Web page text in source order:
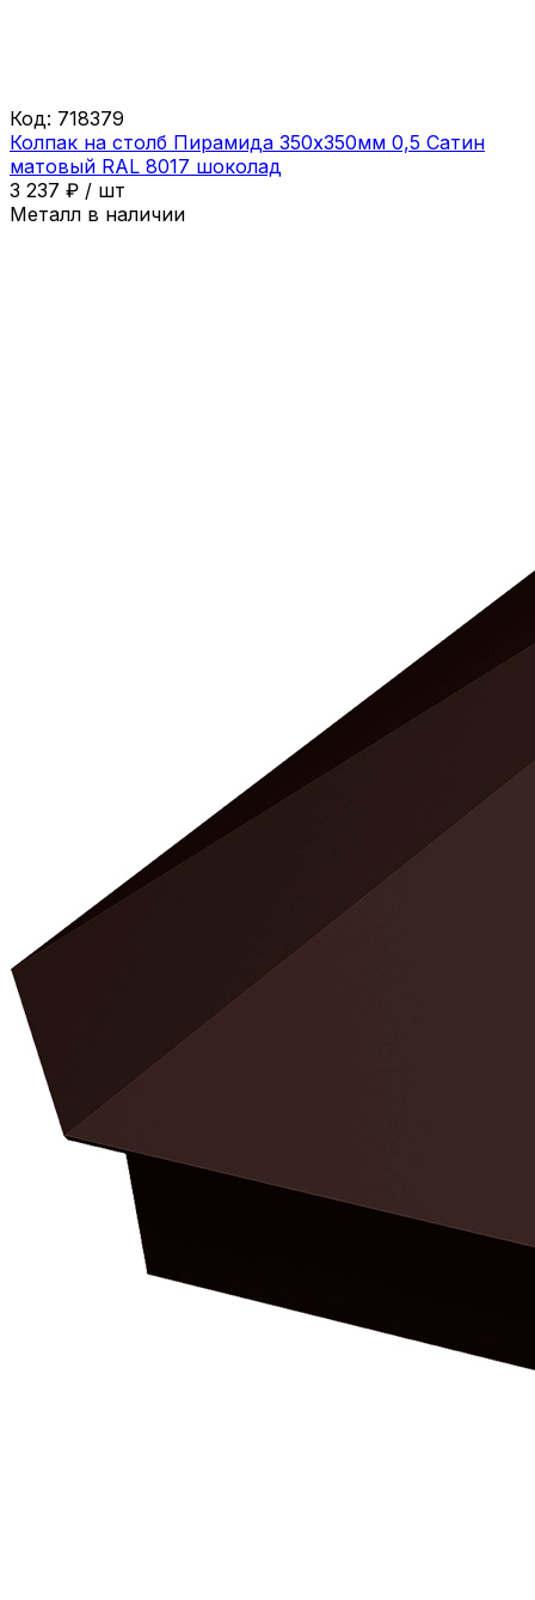
Код: 718379
Колпак на столб Пирамида 350х350мм 0,5 Сатин
матовый RAL 8017 шоколад
3 237 ₽ / шт
Металл в наличии